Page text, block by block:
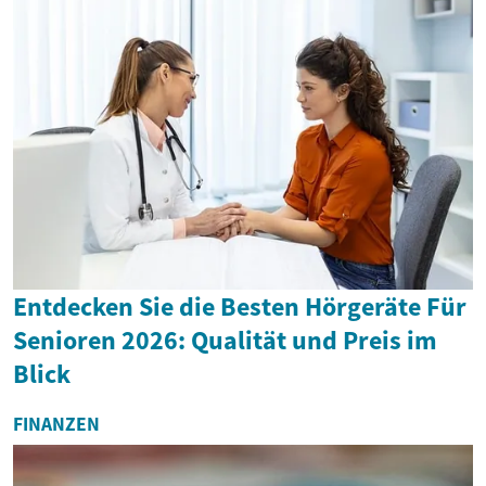
Entdecken Sie die Besten Hörgeräte Für
Senioren 2026: Qualität und Preis im
Blick
FINANZEN